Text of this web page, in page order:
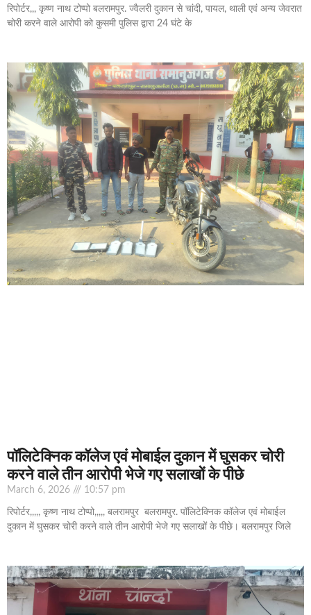
रिपोर्टर,,, कृष्ण नाथ टोप्पो बलरामपुर. ज्वैलरी दुकान से चांदी, पायल, थाली एवं अन्य जेवरात
चोरी करने वाले आरोपी को कुसमी पुलिस द्वारा 24 घंटे के
पॉलिटेक्निक कॉलेज एवं मोबाईल दुकान में घुसकर चोरी
करने वाले तीन आरोपी भेजे गए सलाखों के पीछे
March 6, 2026 10:57 pm
रिपोर्टर,,,,, कृष्ण नाथ टोप्पो,,,,, बलरामपुर बलरामपुर. पॉलिटेक्निक कॉलेज एवं मोबाईल
दुकान में घुसकर चोरी करने वाले तीन आरोपी भेजे गए सलाखों के पीछे। बलरामपुर जिले